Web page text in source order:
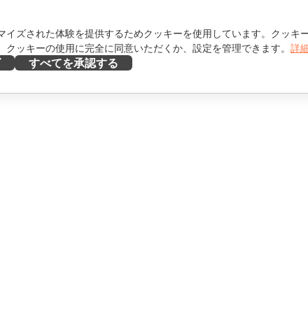
ズされた体験を提供するためクッキーを使用しています。クッキ
ッキーの使用に完全に同意いただくか、設定を管理できます。 詳
すべてを承認する